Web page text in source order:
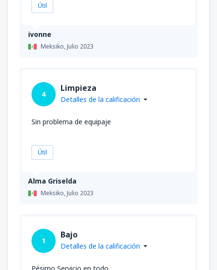
ivonne
Meksiko,Julio 2023
Útil
Alma Griselda
Meksiko,Julio 2023
4
Limpieza
Detalles de la calificación
Sin problema de equipaje
Útil
1
Bajo
Detalles de la calificación
Pésimo Servicio en todo